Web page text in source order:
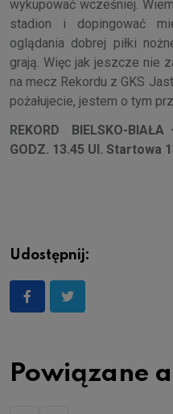
wykupować wcześniej.
stadion i dopingować
oglądania dobrej piłki
grają. Więc jak jeszcze nie
na mecz Rekordu z GKS
pożałujecie, jestem o tym
REKORD BIELSKO-
GODZ. 13.45 Ul. Startowa
Udostępnij:
Powiązane